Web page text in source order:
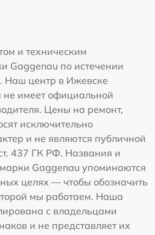
и техническим
Gaggenau по истечении
Наш центр в Ижевске
не имеет официальной
Цены на ремонт,
исключительно
и не являются публичной
437 ГК РФ. Названия и
Gaggenau упоминаются
целях — чтобы обозначить
мы работаем. Наша
с владельцами
и не представляет их